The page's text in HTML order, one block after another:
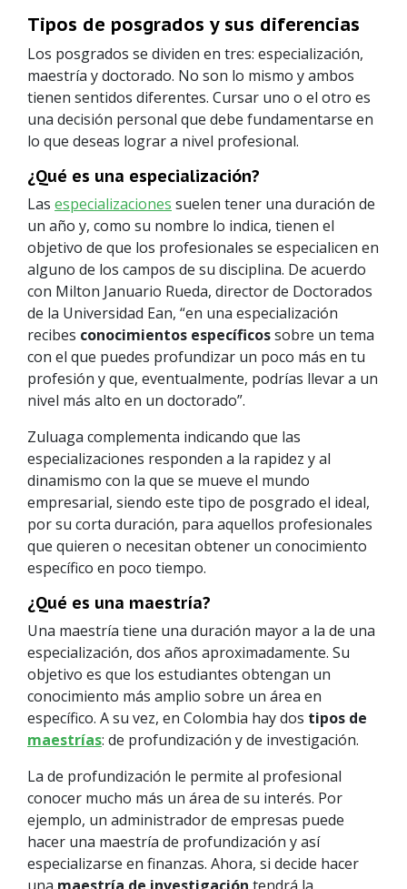
Tipos de posgrados y sus diferencias
Los posgrados se dividen en tres: especialización,
maestría y doctorado. No son lo mismo y ambos
tienen sentidos diferentes. Cursar uno o el otro es
una decisión personal que debe fundamentarse en
lo que deseas lograr a nivel profesional.
¿Qué es una especialización?
Las especializaciones suelen tener una duración de
un año y, como su nombre lo indica, tienen el
objetivo de que los profesionales se especialicen en
alguno de los campos de su disciplina. De acuerdo
con Milton Januario Rueda, director de Doctorados
de la Universidad Ean, “en una especialización
recibes conocimientos específicossobre un tema
con el que puedes profundizar un poco más en tu
profesión y que, eventualmente, podrías llevar a un
nivel más alto en un doctorado”.
Zuluaga complementa indicando que las
especializaciones responden a la rapidez y al
dinamismo con la que se mueve el mundo
empresarial, siendo este tipo de posgrado el ideal,
por su corta duración, para aquellos profesionales
que quieren o necesitan obtener un conocimiento
específico en poco tiempo.
¿Qué es una maestría?
Una maestría tiene una duración mayor a la de una
especialización, dos años aproximadamente. Su
objetivo es que los estudiantes obtengan un
conocimiento más amplio sobre un área en
específico. A su vez, en Colombia hay dos tipos de
maestrías: de profundización y de investigación.
La de profundización le permite al profesional
conocer mucho más un área de su interés. Por
ejemplo, un administrador de empresas puede
hacer una maestría de profundización y así
especializarse en finanzas. Ahora, si decide hacer